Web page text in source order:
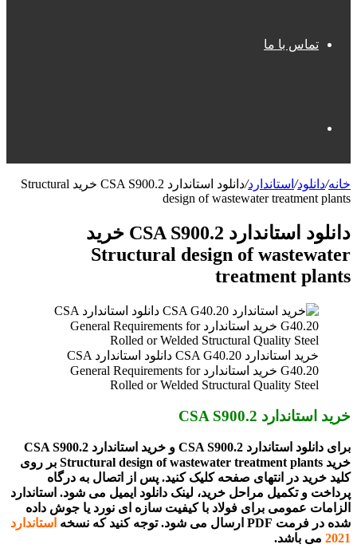
تماس با ما
برای
خانه/دانلود/ استاندارد/
دانلود استاندارد CSA S900.2 خرید Structural
design of wastewater treatment plants
دانلود استاندارد CSA S900.2 خرید
Structural design of wastewater
treatment plants
خرید استاندارد CSA G40.20 دانلود استاندارد CSA
G40.20 خرید استاندارد General Requirements for
Rolled or Welded Structural Quality Steel
خرید استاندارد CSA S900.2
برای دانلود استاندارد CSA S900.2 و خرید استاندارد CSA S900.2
خرید Structural design of wastewater treatment plants بر روی
کلید خرید در انتهای صفحه کلیک کنید. پس از اتصال به درگاه
پرداخت و تکمیل مراحل خرید، لینک دانلود ایمیل می شود. استاندارد
الزامات عمومی برای فولاد با کیفیت سازه ای نورد یا جوش داده
شده در فرمت PDF ارسال می شود. توجه کنید که نسخه
استاندارد
2021 می باشد.